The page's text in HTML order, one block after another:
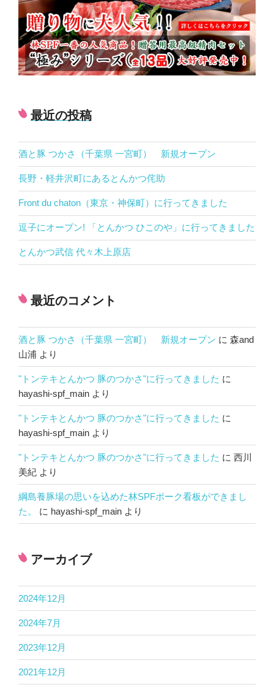
最近の投稿
酒と豚 つかさ（千葉県 一宮町） 新規オープン
長野・軽井沢町にあるとんかつ侘助
Front du chaton（東京・神保町）に行ってきました
逗子にオープン! 「とんかつ ひこのや」に行ってきました
とんかつ武信 代々木上原店
最近のコメント
酒と豚 つかさ（千葉県 一宮町） 新規オープン に 森and
山浦 より
"トンテキとんかつ 豚のつかさ"に行ってきました に
hayashi-spf_main より
"トンテキとんかつ 豚のつかさ"に行ってきました に
hayashi-spf_main より
"トンテキとんかつ 豚のつかさ"に行ってきました に 西川
美紀 より
綱島養豚場の思いを込めた林SPFポーク看板ができまし
た。
に hayashi-spf_main より
アーカイブ
2024年12月
2024年7月
2023年12月
2021年12月